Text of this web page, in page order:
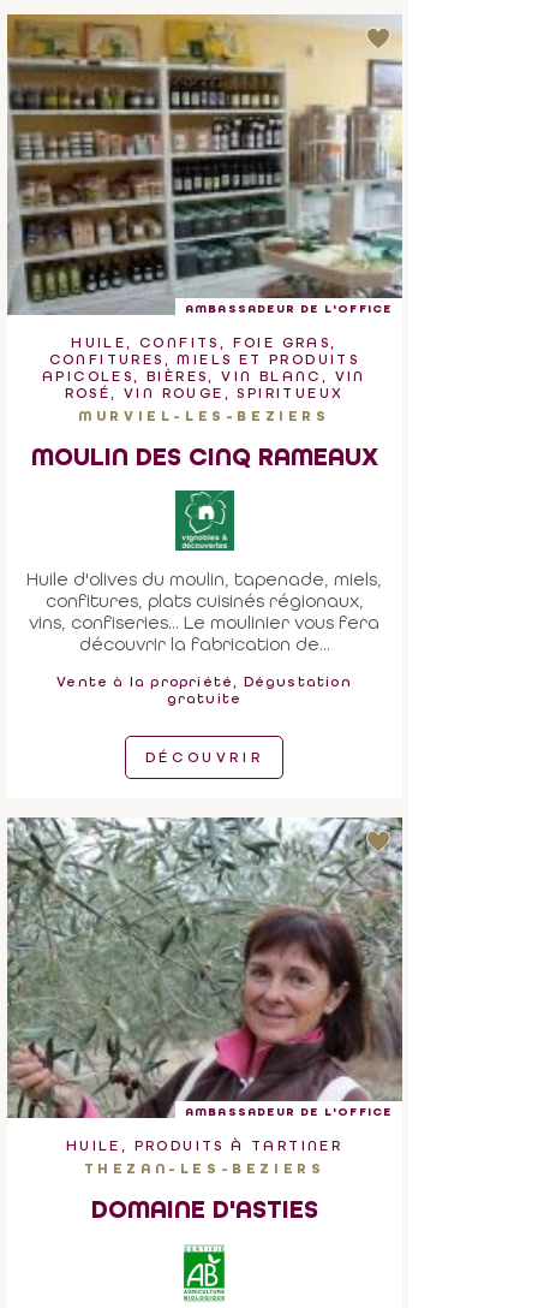
AMBASSADEUR DE L'OFFICE
HUILE, CONFITS, FOIE GRAS,
CONFITURES, MIELS ET PRODUITS
APICOLES, BIÈRES, VIN BLANC, VIN
ROSÉ, VIN ROUGE, SPIRITUEUX
MURVIEL-LES-BEZIERS
MOULIN DES CINQ RAMEAUX
Huile d'olives du moulin, tapenade, miels,
confitures, plats cuisinés régionaux,
vins, confiseries... Le moulinier vous fera
découvrir la fabrication de...
Vente à la propriété, Dégustation
gratuite
DÉCOUVRIR
AMBASSADEUR DE L'OFFICE
HUILE, PRODUITS À TARTINER
THEZAN-LES-BEZIERS
DOMAINE D'ASTIES